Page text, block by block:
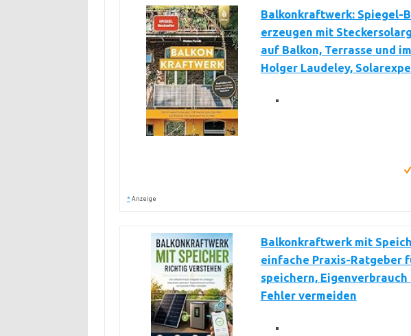
Balkonkraftwerk: Spiegel-
erzeugen mit
auf Balkon, Terrasse und
Holger Laudeley,
* Anzeige
Balkonkraftwerk mit
einfache Praxis-Ratgeber
speichern,
Fehler vermeiden